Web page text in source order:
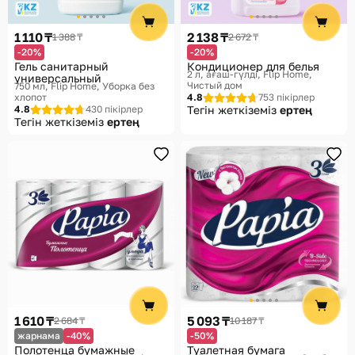
1 110 ₸1 388 ₸
-20%
Гель санитарный
универсальный
750 мл Flip Home, Уборка без
хлопот
4.8
430 пікірлер
Тегін жеткіземіз ертең
2 138 ₸2 672 ₸
-20%
Кондиционер для белья
2 л, ағаш-гүлді Flip Home,
Чистый дом
4.8
753 пікірлер
Тегін жеткіземіз ертең
1 610 ₸2 684 ₸
жарнама -40%
Полотенца бумажные
5 093 ₸10 187 ₸
-50%
Туалетная бумага